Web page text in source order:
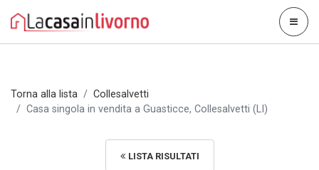
Torna alla lista
Collesalvetti
Casa singola in vendita a Guasticce, Collesalvetti (LI)
LISTA RISULTATI